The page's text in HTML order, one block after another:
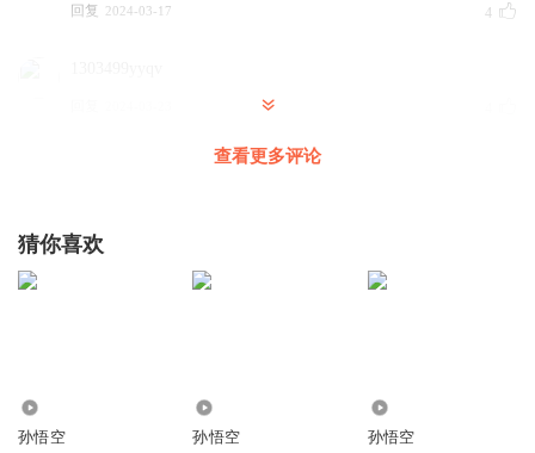
回复 2024-03-17 4
回复 @1303499yyqv: ＇
1369394gbhy
0kokmm, Llll
能是我的错误惩罚自己？嗯嗯嗯嗯嗯嗯晚安咯拜拜就拜拜
好：庄🇨🇳💝💝💖💗💓💞💕🎀❤️💛💚💙♥️💟😇🦄🦋🌷🌹🌺🌸🌸
查看更多评论
猜你喜欢
孙悟空 孙悟空 孙悟空